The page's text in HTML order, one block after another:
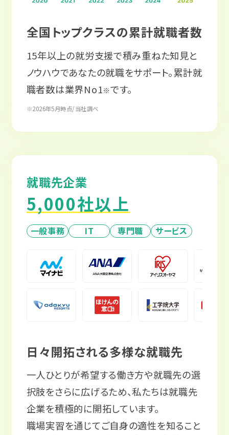
全国トップクラスの累計就職者数
15年以上の就労支援で積み重ねた知見と
ノウハウであなたの就職をサポート。累計就
職者数は業界No1※です。
※2026年5月時点/当社調べ
就職先企業
5,000社以上
一般事務 IT 専門職 サービス
日々開拓される多様な就職先
一人ひとりが希望する働き方や就職先の選
択肢をさらに広げるため、私たちは就職先
企業を積極的に開拓しています。
職場実習を通じてご自身の適性を知ること